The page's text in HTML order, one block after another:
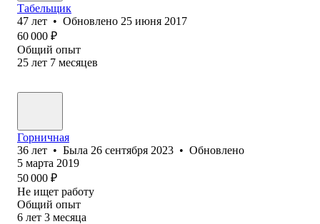
Табельщик
47 лет • Обновлено 25 июня 2017
60 000 ₽
Общий опыт
25 лет 7 месяцев
Горничная
36 лет • Была 26 сентября 2023 • Обновлено
5 марта 2019
50 000 ₽
Не ищет работу
Общий опыт
6 лет 3 месяца